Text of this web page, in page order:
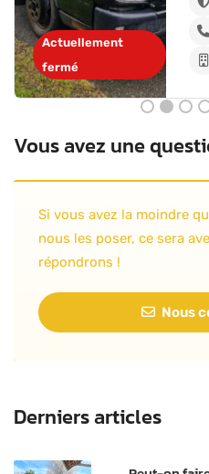
Actuellement
fermé
Vous avez une
Si vous avez la moindre
nous les poser, ce sera
répondrons !
Nous
Derniers articles